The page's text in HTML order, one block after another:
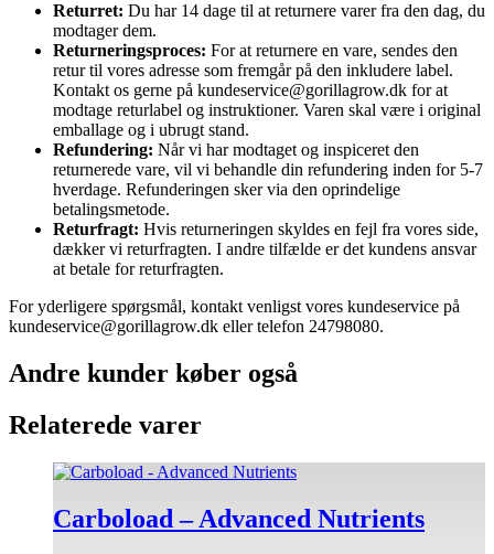
Returret: Du har 14 dage til at returnere varer fra den dag, du
modtager dem.
Returneringsproces: For at returnere en vare, sendes den
retur til vores adresse som fremgår på den inkludere label.
Kontakt os gerne på kundeservice@gorillagrow.dk for at
modtage returlabel og instruktioner. Varen skal være i original
emballage og i ubrugt stand.
Refundering: Når vi har modtaget og inspiceret den
returnerede vare, vil vi behandle din refundering inden for 5-7
hverdage. Refunderingen sker via den oprindelige
betalingsmetode.
Returfragt: Hvis returneringen skyldes en fejl fra vores side,
dækker vi returfragten. I andre tilfælde er det kundens ansvar
at betale for returfragten.
For yderligere spørgsmål, kontakt venligst vores kundeservice på
kundeservice@gorillagrow.dk eller telefon 24798080.
Andre kunder køber også
Relaterede varer
Carboload – Advanced Nutrients
Dette
har
flere